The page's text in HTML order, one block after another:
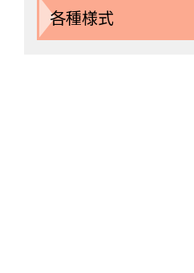
各種様式